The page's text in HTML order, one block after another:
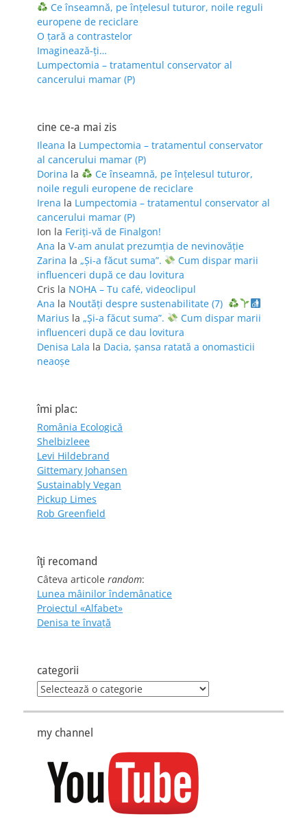
Ce înseamnă, pe înțelesul tuturor, noile reguli
europene de reciclare
O țară a contrastelor
Imaginează-ți…
Lumpectomia – tratamentul conservator al
cancerului mamar (P)
cine ce-a mai zis
Ileana la Lumpectomia – tratamentul conservator
al cancerului mamar (P)
Dorina la
Ce înseamnă, pe înțelesul tuturor,
noile reguli europene de reciclare
Irena la Lumpectomia – tratamentul conservator al
cancerului mamar (P)
Ion la Feriţi-vă de Finalgon!
Ana la V-am anulat prezumția de nevinovăție
Zarina la „Și-a făcut suma”.
Cum dispar marii
influenceri după ce dau lovitura
Cris la NOHA – Tu café, videoclipul
Ana la Noutăți despre sustenabilitate (7)
Marius la „Și-a făcut suma”.
Cum dispar marii
influenceri după ce dau lovitura
Denisa Lala la Dacia, șansa ratată a onomasticii
neaoșe
îmi plac:
România Ecologică
Shelbizleee
Levi Hildebrand
Gittemary Johansen
Sustainably Vegan
Pickup Limes
Rob Greenfield
îţi recomand
Câteva articole random:
Lunea mâinilor îndemânatice
Proiectul «Alfabet»
Denisa te învaţă
categorii
categorii
my channel